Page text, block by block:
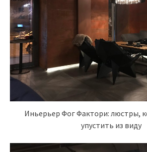
Иньерьер Фог Фактори: люстры,
упустить из виду